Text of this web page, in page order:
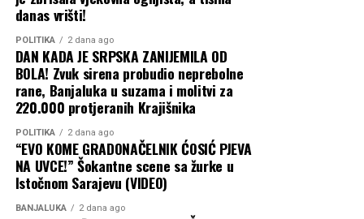
VODOLIJA
Ljubav: Neočekivani obrt u ljubavnom životu. Neko koga
ste smatrali samo prijateljem počinje da vam pokazuje
jasne znake simpatije.
Posao: Kreativnost vam je na maksimumu. Imate sjajne
zamisli, ali pazite kome ih otkrivate kako neko ne bi
preuzeo vaše zasluge.
Zdravlje: Meteoropatske reakcije – moguća su variranja
pritiska i promjene raspoloženja.
Zdravlje: Moguć osjećaj umora. Posvetite se relaksaciji u
Savjet dana: Opustite se i pustite da se stvari ponekad
odvijaju same od sebe.
Vaga (23. septembar – 22. oktobar)
Posao: Naglašena je potreba za balansom. Izbjegavajte
donošenje ishitrenih poslovnih odluka i posavjetujte se
sa osobom od povjerenja.
Ljubav: Harmonija u ljubavi vam je najvažnija. Partner
danas vrišti!
POLITIKA 2 dana ago
DAN KADA JE SRPSKA ZANIJEMILA OD
BOLA! Zvuk sirena probudio neprebolne
rane, Banjaluka u suzama i molitvi za
220.000 protjeranih Krajišnika
POLITIKA 2 dana ago
“EVO KOME GRADONAČELNIK ĆOSIĆ PJEVA
NA UVCE!” Šokantne scene sa žurke u
Istočnom Sarajevu (VIDEO)
BANJALUKA 2 dana ago